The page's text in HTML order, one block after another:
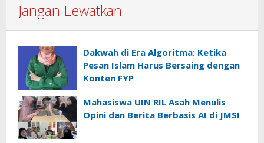
Jangan Lewatkan
Dakwah di Era Algoritma: Ketika
Pesan Islam Harus Bersaing dengan
Konten FYP
Mahasiswa UIN RIL Asah Menulis
Opini dan Berita Berbasis AI di JMSI